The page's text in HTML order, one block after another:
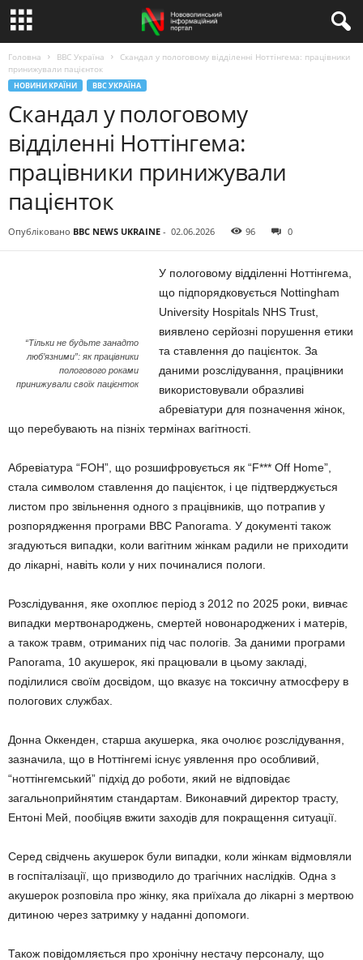
Головна BBC Україна
Скандал у пологовому відділенні Ноттінгема: працівники
принижували пацієнток
НОВИНИ КРАЇНИ BBC УКРАЇНА
Скандал у пологовому
відділенні Ноттінгема:
працівники принижували
пацієнток
Опубліковано BBC NEWS UKRAINE - 02.06.2026 96 0
“Тільки не будьте занадто
люб’язними”: як працівники
пологового роками
принижували своїх пацієнток
У пологовому відділенні Ноттінгема,
що підпорядковується Nottingham
University Hospitals NHS Trust,
виявлено серйозні порушення етики
та ставлення до пацієнток. За
даними розслідування, працівники
використовували образливі
абревіатури для позначення жінок,
що перебувають на пізніх термінах вагітності.
Абревіатура “FOH”, що розшифровується як “F*** Off Home”,
стала символом ставлення до пацієнток, і це підтверджується
листом про звільнення одного з працівників, що потрапив у
розпорядження програми BBC Panorama. У документі також
згадуються випадки, коли вагітним жінкам радили не приходити
до лікарні, навіть коли у них починалися пологи.
Розслідування, яке охоплює період з 2012 по 2025 роки, вивчає
випадки мертвонароджень, смертей новонароджених і матерів,
а також травм, отриманих під час пологів. За даними програми
Panorama, 10 акушерок, які працювали в цьому закладі,
поділилися своїм досвідом, що вказує на токсичну атмосферу в
пологових службах.
Донна Оккенден, старша акушерка, яка очолює розслідування,
зазначила, що в Ноттінгемі існує уявлення про особливий,
“ноттінгемський” підхід до роботи, який не відповідає
загальноприйнятим стандартам. Виконавчий директор трасту,
Ентоні Мей, пообіцяв вжити заходів для покращення ситуації.
Серед свідчень акушерок були випадки, коли жінкам відмовляли
в госпіталізації, що призводило до трагічних наслідків. Одна з
акушерок розповіла про жінку, яка приїхала до лікарні з мертвою
дитиною через затримку у наданні допомоги.
Також повідомляється про хронічну нестачу персоналу, що